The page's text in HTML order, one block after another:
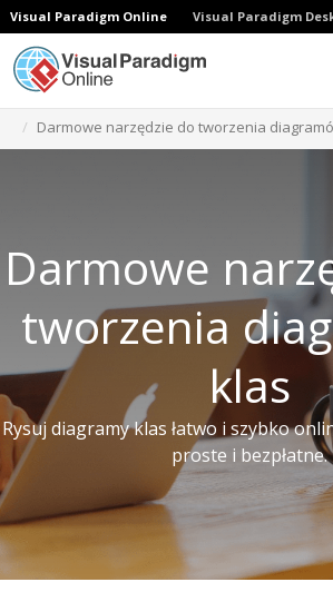
Visual Paradigm Online Visual Paradigm
Darmowe narzędzie do tworzenia
Darmowe
tworzenia
klas
Rysuj diagramy klas łatwo i szybko
proste i bezpłatne.